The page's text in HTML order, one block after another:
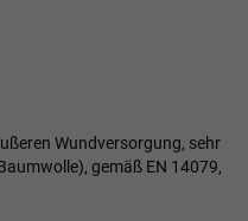
Wundversorgung, sehr
gemäß EN 14079,